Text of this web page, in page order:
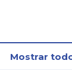
Mostrar